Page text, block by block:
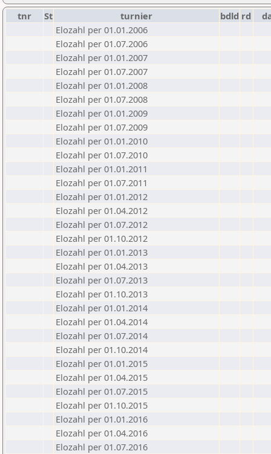
tnr St turnier bdld rd
Elozahl per 01.01.2006
Elozahl per 01.07.2006
Elozahl per 01.01.2007
Elozahl per 01.07.2007
Elozahl per 01.01.2008
Elozahl per 01.07.2008
Elozahl per 01.01.2009
Elozahl per 01.07.2009
Elozahl per 01.01.2010
Elozahl per 01.07.2010
Elozahl per 01.01.2011
Elozahl per 01.07.2011
Elozahl per 01.01.2012
Elozahl per 01.04.2012
Elozahl per 01.07.2012
Elozahl per 01.10.2012
Elozahl per 01.01.2013
Elozahl per 01.04.2013
Elozahl per 01.07.2013
Elozahl per 01.10.2013
Elozahl per 01.01.2014
Elozahl per 01.04.2014
Elozahl per 01.07.2014
Elozahl per 01.10.2014
Elozahl per 01.01.2015
Elozahl per 01.04.2015
Elozahl per 01.07.2015
Elozahl per 01.10.2015
Elozahl per 01.01.2016
Elozahl per 01.04.2016
Elozahl per 01.07.2016